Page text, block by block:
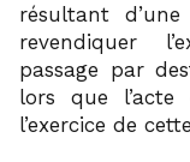
résultant
revendiquer
passage par
lors que l’acte
l’exercice de